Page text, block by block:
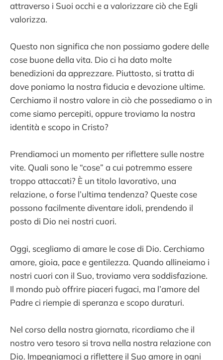
attraverso i Suoi occhi e a valorizzare ciò che Egli
valorizza.
Questo non significa che non possiamo godere delle
cose buone della vita. Dio ci ha dato molte
benedizioni da apprezzare. Piuttosto, si tratta di
dove poniamo la nostra fiducia e devozione ultime.
Cerchiamo il nostro valore in ciò che possediamo o in
come siamo percepiti, oppure troviamo la nostra
identità e scopo in Cristo?
Prendiamoci un momento per riflettere sulle nostre
vite. Quali sono le “cose” a cui potremmo essere
troppo attaccati? È un titolo lavorativo, una
relazione, o forse l’ultima tendenza? Queste cose
possono facilmente diventare idoli, prendendo il
posto di Dio nei nostri cuori.
Oggi, scegliamo di amare le cose di Dio. Cerchiamo
amore, gioia, pace e gentilezza. Quando allineiamo i
nostri cuori con il Suo, troviamo vera soddisfazione.
Il mondo può offrire piaceri fugaci, ma l’amore del
Padre ci riempie di speranza e scopo duraturi.
Nel corso della nostra giornata, ricordiamo che il
nostro vero tesoro si trova nella nostra relazione con
Dio. Impegniamoci a riflettere il Suo amore in ogni